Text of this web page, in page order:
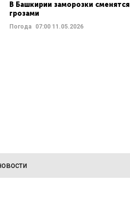
В Башкирии заморозки сменятся
грозами
Погода 07:0011.05.2026